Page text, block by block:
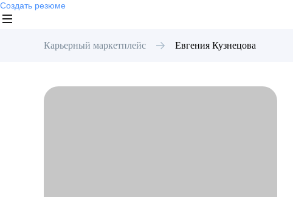
Создать резюме
Карьерный маркетплейс Евгения Кузнецова